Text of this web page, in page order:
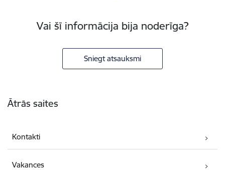
Vai šī informācija bija noderīga?
Sniegt atsauksmi
Ātrās saites
Kontakti
Vakances